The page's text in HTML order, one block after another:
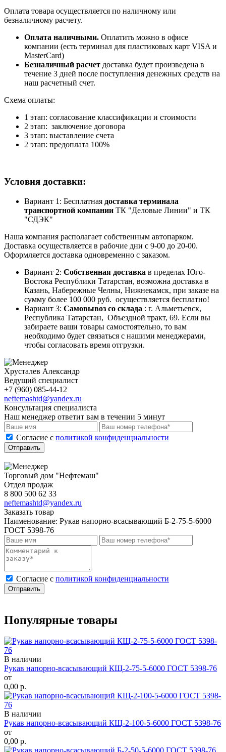
Оплата товара осуществляется по наличному или
безналичному расчету.
Оплата наличными. Оплатить можно в офисе
компании (есть терминал для пластиковых карт VISA и
MasterCard)
Безналичный расчет доставка будет произведена в
течение 3 дней после поступления денежных средств на
наш расчетный счет.
Схема оплаты:
1 этап: согласование классификации и стоимости
2 этап: заключение договора
3 этап: выставление счета
2 этап: предоплата 100%
Условия доставки:
Вариант 1: Бесплатная доставка терминала
транспортной компании ТК "Деловые Линии" и ТК
"СДЭК"
Наша компания располагает собственным автопарком.
Доставка осуществляется в рабочие дни с 9-00 до 20-00.
Оформляется доставка одновременно с заказом.
Вариант 2: Собственная доставка в пределах Юго-
Востока Республики Татарстан, возможна доставка в
Казань, Набережные Челны, Нижнекамск, при заказе на
сумму более 100 000 руб. осуществляется бесплатно!
Вариант 3: Самовывоз со склада : г. Альметьевск,
Республика Татарстан, Объездной тракт, 69. Если вы
забираете ваши товары самостоятельно, то вам
необходимо будет связаться с нашими менеджерами,
чтобы согласовать время отгрузки.
Хрусталев Александр
Ведущий специалист
+7 (960) 085-44-12
neftemashtd@yandex.ru
Консультация специалиста
Наш менеджер ответит вам в течении 5 минут
Cогласие с политикой конфиденциальности
Отправить
Торговый дом "Нефтемаш"
Отдел продаж
8 800 500 62 33
neftemashtd@yandex.ru
Заказать товар
Наименование: Рукав напорно-всасывающий Б-2-75-5-6000
ГОСТ 5398-76
Cогласие с политикой конфиденциальности
Отправить
Популярные товары
В наличии
Рукав напорно-всасывающий КЩ-2-75-5-6000 ГОСТ 5398-76
от
0,00 р.
В наличии
Рукав напорно-всасывающий КЩ-2-100-5-6000 ГОСТ 5398-76
от
0,00 р.